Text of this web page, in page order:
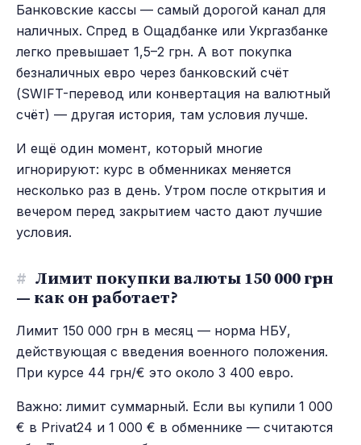
Банковские кассы — самый дорогой канал для
наличных. Спред в Ощадбанке или Укргазбанке
легко превышает 1,5–2 грн. А вот покупка
безналичных евро через банковский счёт
(SWIFT-перевод или конвертация на валютный
счёт) — другая история, там условия лучше.
И ещё один момент, который многие
игнорируют: курс в обменниках меняется
несколько раз в день. Утром после открытия и
вечером перед закрытием часто дают лучшие
условия.
# Лимит покупки валюты 150 000 грн
— как он работает?
Лимит 150 000 грн в месяц — норма НБУ,
действующая с введения военного положения.
При курсе 44 грн/€ это около 3 400 евро.
Важно: лимит суммарный. Если вы купили 1 000
€ в Privat24 и 1 000 € в обменнике — считаются